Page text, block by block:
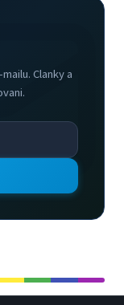
Clanky a